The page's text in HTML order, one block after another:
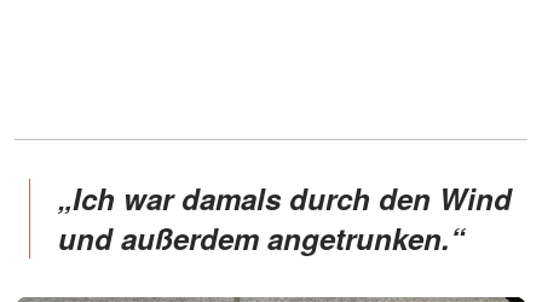
„Ich war damals durch den Wind
und außerdem angetrunken.“